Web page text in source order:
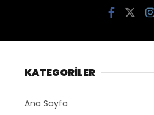
KATEGORİLER
Ana Sayfa